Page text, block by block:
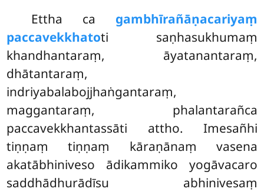
Ettha ca gambhīrañāṇacariyaṃ
paccavekkhatoti saṇhasukhumaṃ
khandhantaraṃ, āyatanantaraṃ,
dhātantaraṃ,
indriyabalabojjhaṅgantaraṃ,
maggantaraṃ, phalantarañca
paccavekkhantassāti attho. Imesañhi
tiṇṇaṃ tiṇṇaṃ kāraṇānaṃ vasena
akatābhiniveso ādikammiko yogāvacaro
saddhādhurādīsu abhinivesaṃ